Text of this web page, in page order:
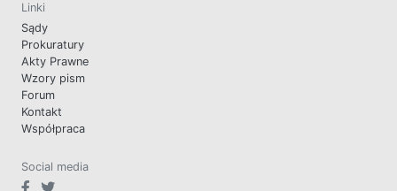
Linki
Sądy
Prokuratury
Akty Prawne
Wzory pism
Forum
Kontakt
Współpraca
Social media